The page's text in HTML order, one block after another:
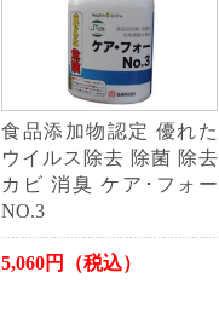
食品添加物認定 優れた
ウイルス除去 除菌 除去
カビ 消臭 ケア･フォー
NO.3
5,060円（税込）